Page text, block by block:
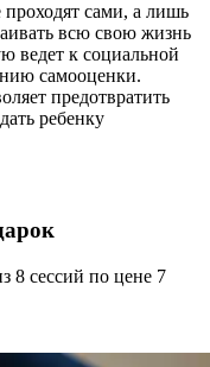
сами, а лишь
всю свою жизнь
ведет к социальной
самооценки.
предотвратить
ребенку
8 сессий по цене 7